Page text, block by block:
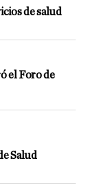
de salud
el Foro de
Salud